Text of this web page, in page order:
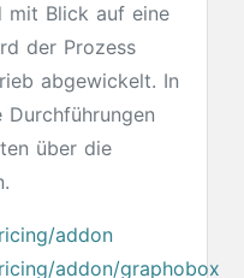
mit Blick auf eine
der Prozess
abgewickelt. In
über die
addon
addon/graphobox